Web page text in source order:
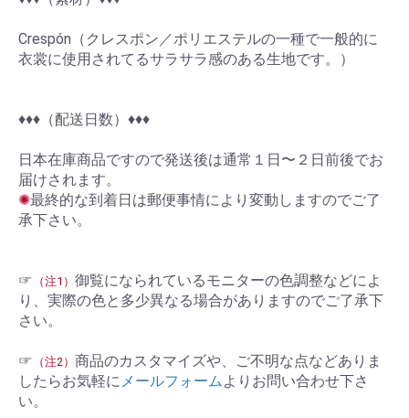
Crespón（クレスポン／ポリエステルの一種で一般的に
衣裳に使用されてるサラサラ感のある生地です。）
♦︎♦︎♦︎（配送日数）♦︎♦︎♦︎
日本在庫商品ですので発送後は通常１日〜２日前後でお
届けされます。
✺最終的な到着日は郵便事情により変動しますのでご了
承下さい。
☞ （注1） 御覧になられているモニターの色調整などによ
り、実際の色と多少異なる場合がありますのでご了承下
さい。
☞ （注2） 商品のカスタマイズや、ご不明な点などありま
したらお気軽にメールフォームよりお問い合わせ下さ
い。